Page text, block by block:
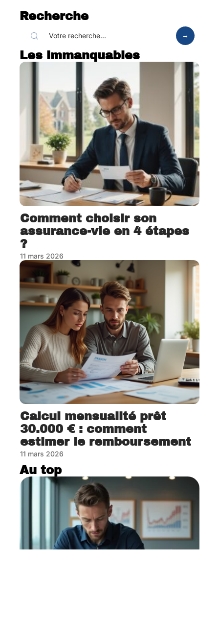
Recherche
Les immanquables
Comment choisir son
assurance-vie en 4 étapes
?
11 mars 2026
Calcul mensualité prêt
30.000 € : comment
estimer le remboursement
11 mars 2026
Au top